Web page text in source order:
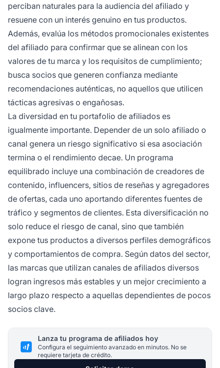
perciban naturales para la audiencia del afiliado y
resuene con un interés genuino en tus productos.
Además, evalúa los métodos promocionales existentes
del afiliado para confirmar que se alinean con los
valores de tu marca y los requisitos de cumplimiento;
busca socios que generen confianza mediante
recomendaciones auténticas, no aquellos que utilicen
tácticas agresivas o engañosas.
La diversidad en tu portafolio de afiliados es
igualmente importante. Depender de un solo afiliado o
canal genera un riesgo significativo si esa asociación
termina o el rendimiento decae. Un programa
equilibrado incluye una combinación de creadores de
contenido, influencers, sitios de reseñas y agregadores
de ofertas, cada uno aportando diferentes fuentes de
tráfico y segmentos de clientes. Esta diversificación no
solo reduce el riesgo de canal, sino que también
expone tus productos a diversos perfiles demográficos
y comportamientos de compra. Según datos del sector,
las marcas que utilizan canales de afiliados diversos
logran ingresos más estables y un mejor crecimiento a
largo plazo respecto a aquellas dependientes de pocos
socios clave.
Lanza tu programa de afiliados hoy
Configura el seguimiento avanzado en minutos. No se
requiere tarjeta de crédito.